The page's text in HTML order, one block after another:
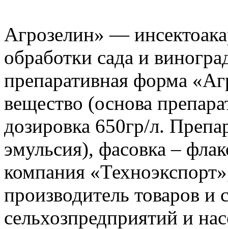
Агрозелин» —
обработки сада и
препаративная форма
вещество (основа
дозировка 650гр/л.
эмульсия), фасовка –
компания
производитель товаров и
сельхозпредприятий и